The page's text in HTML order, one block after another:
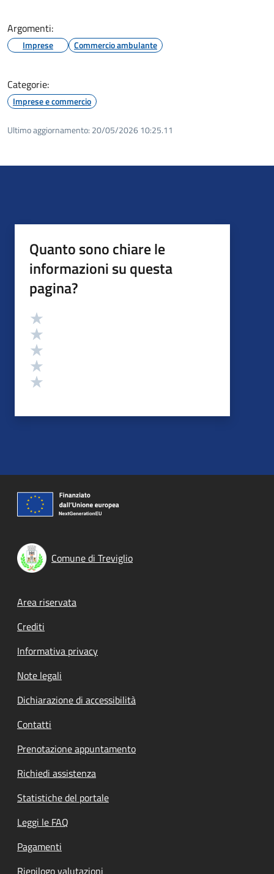
Argomenti:
Imprese Commercio ambulante
Categorie:
Imprese e commercio
Ultimo aggiornamento: 20/05/2026 10:25.11
Quanto sono chiare le
informazioni su questa
pagina?
Valutazione
Comune di Treviglio
Footer menu
Area riservata
Crediti
Informativa privacy
Note legali
Dichiarazione di accessibilità
Contatti
Prenotazione appuntamento
Richiedi assistenza
Statistiche del portale
Leggi le FAQ
Pagamenti